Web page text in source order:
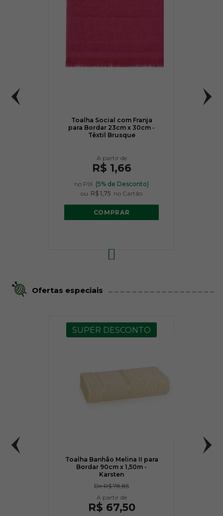
Toalha Social com Franja
para Bordar 23cm x 30cm -
Têxtil Brusque
R$ 1,66
no PIX (5% de Desconto)
ou R$ 1,75 no Cartão
COMPRAR
Ofertas especiais
SUPER DESCONTO
Toalha Banhão Melina II para
Bordar 90cm x 1,50m -
Karsten
DeR$ 78,85
R$ 67,50